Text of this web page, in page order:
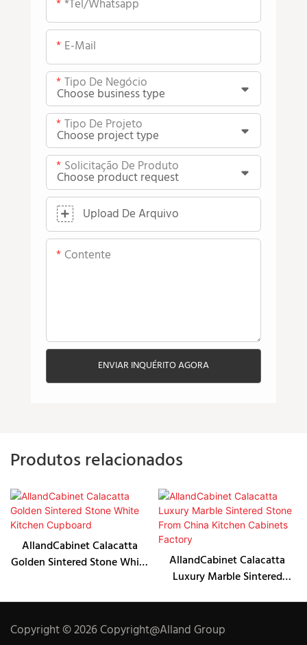
*tel/whatsapp
E-Mail
Tipo De Negócio
Tipo De Projeto
Solicitação De Produto
Upload De Arquivo
Contente
ENVIAR INQUÉRITO AGORA
Produtos relacionados
AllandCabinet Calacatta
Golden Sintered Stone White
AllandCabinet Calacatta
Luxury Marble Sintered
Copyright © 2026 Copyright@Alland Group